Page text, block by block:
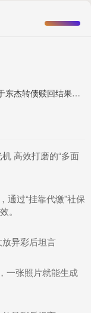
非常谋略 东杰智能 关于东杰转债赎回结果的公告
高效打磨的“多面
通过“挂靠代缴”社保
。
异彩后坦言
一张照片就能生成